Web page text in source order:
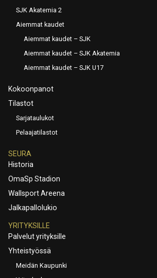
SJK Akatemia 2
Aiemmat kaudet
Aiemmat kaudet – SJK
Aiemmat kaudet – SJK Akatemia
Aiemmat kaudet – SJK U17
Kokoonpanot
Tilastot
Sarjataulukot
Pelaajatilastot
SEURA
Historia
OmaSp Stadion
Wallsport Areena
Jalkapallolukio
YRITYKSILLE
Palvelut yrityksille
Yhteistyössä
Meidän Kaupunki